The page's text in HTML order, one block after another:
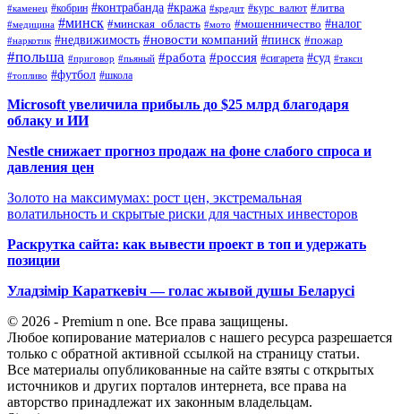
#каменец #кобрин #контрабанда #кража #кредит #курс_валют #литва
#медицина #минск #минская_область #мото #мошенничество #налог
#наркотик #недвижимость #новости компаний #пинск #пожар
#польша #приговор #пьяный #работа #россия #сигарета #суд #такси
#топливо #футбол #школа
Microsoft увеличила прибыль до $25 млрд благодаря
облаку и ИИ
Nestle снижает прогноз продаж на фоне слабого спроса и
давления цен
Золото на максимумах: рост цен, экстремальная
волатильность и скрытые риски для частных инвесторов
Раскрутка сайта: как вывести проект в топ и удержать
позиции
Уладзімір Караткевіч — голас жывой душы Беларусі
© 2026 - Premium n one. Все права защищены.
Любое копирование материалов с нашего ресурса разрешается
только с обратной активной ссылкой на страницу статьи.
Все материалы опубликованные на сайте взяты с открытых
источников и других порталов интернета, все права на
авторство принадлежат их законным владельцам.